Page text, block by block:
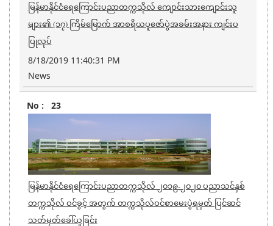
မြန်မာနိုင်ငံရေကြောင်းပညာတက္ကသိုလ် ကျောင်းသားကျောင်းသူ
များ၏ (၁၇) ကြိမ်မြောက် အာစရိယပူဇော်ပွဲအခမ်းအနား ကျင်းပ
ပြုလုပ်
8/18/2019 11:40:31 PM
News
23
မြန်မာနိုင်ငံရေကြောင်းပညာတက္ကသိုလ် ၂၀၁၉-၂၀၂၀ ပညာသင်နှစ်
တက္ကသိုလ် ဝင်ခွင့် အတွက် တက္ကသိုလ်ဝင်စာမေးပွဲရမှတ် ပြင်ဆင်
သတ်မှတ်ခေါ်ယူခြင်း